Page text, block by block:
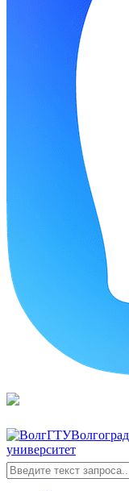
университет